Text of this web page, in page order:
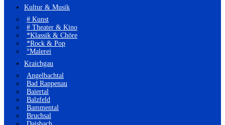
Kultur & Musik
# Kunst
# Theater & Kino
*Klassik & Chöre
*Rock & Pop
°Malerei
Kraichgau
Angelbachtal
Bad Rappenau
Baiertal
Balzfeld
Bammental
Bruchsal